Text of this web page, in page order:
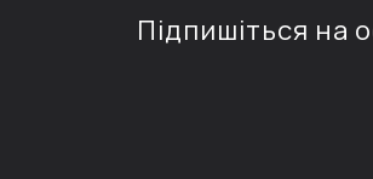
Підпишіться на